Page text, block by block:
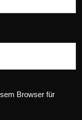
Browser für